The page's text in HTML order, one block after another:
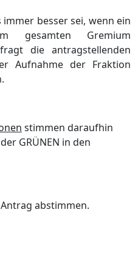
immer besser sei, wenn ein
gesamten Gremium
die antragstellenden
Aufnahme der Fraktion
stimmen daraufhin
GRÜNEN in den
abstimmen.